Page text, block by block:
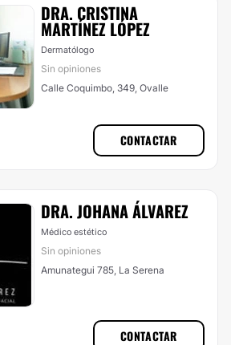
DRA. CRISTINA
MARTÍNEZ LÓPEZ
Dermatólogo
Sin opiniones
Calle Coquimbo, 349, Ovalle
CONTACTAR
DRA. JOHANA ÁLVAREZ
Médico estético
Sin opiniones
Amunategui 785, La Serena
CONTACTAR